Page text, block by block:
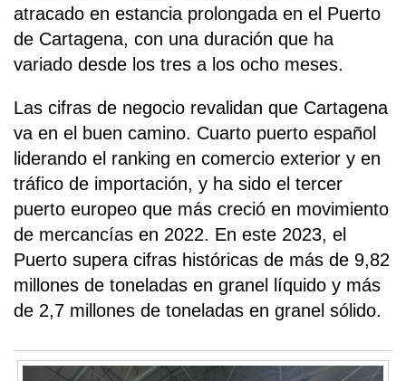
atracado en estancia prolongada en el Puerto
de Cartagena, con una duración que ha
variado desde los tres a los ocho meses.
Las cifras de negocio revalidan que Cartagena
va en el buen camino. Cuarto puerto español
liderando el ranking en comercio exterior y en
tráfico de importación, y ha sido el tercer
puerto europeo que más creció en movimiento
de mercancías en 2022. En este 2023, el
Puerto supera cifras históricas de más de 9,82
millones de toneladas en granel líquido y más
de 2,7 millones de toneladas en granel sólido.